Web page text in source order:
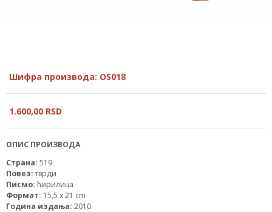
Шифра производа: OS018
1.600,00 RSD
ОПИС ПРОИЗВОДА
Страна: 519
Повез:тврди
Писмо: ћирилица
Формат: 15,5 x 21 cm
Година издања: 2010